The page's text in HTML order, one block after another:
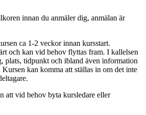
innan du anmäler dig, anmälan är
ca 1-2 veckor innan kursstart.
och kan vid behov flyttas fram. I kallelsen
plats, tidpunkt och ibland även information
kan komma att ställas in om det inte
att vid behov byta kursledare eller